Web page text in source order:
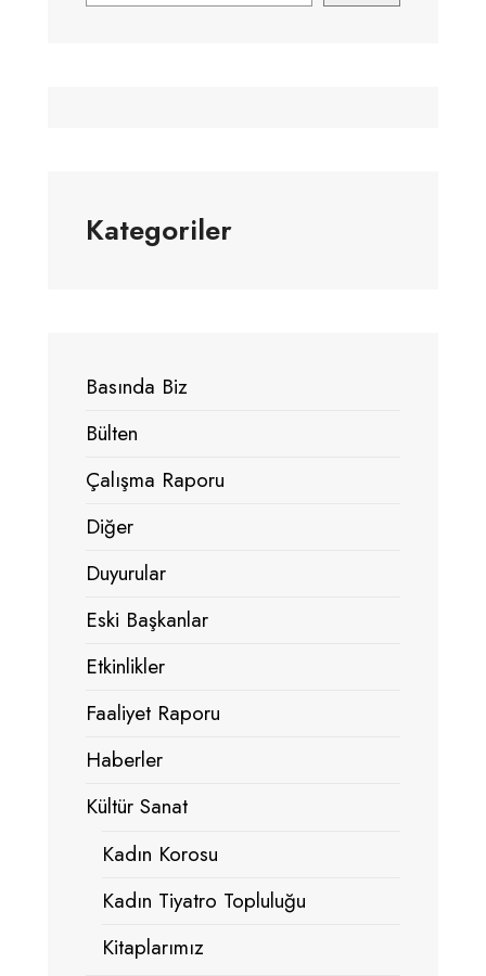
Kategoriler
Basında Biz
Bülten
Çalışma Raporu
Diğer
Duyurular
Eski Başkanlar
Etkinlikler
Faaliyet Raporu
Haberler
Kültür Sanat
Kadın Korosu
Kadın Tiyatro Topluluğu
Kitaplarımız